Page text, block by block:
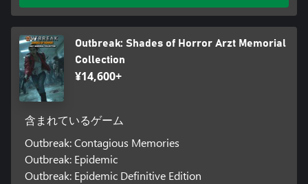
Outbreak: Shades of Horror Arzt Memorial
Collection
¥14,600+
含まれているゲーム
Outbreak: Contagious Memories
Outbreak: Epidemic
Outbreak: Epidemic Definitive Edition